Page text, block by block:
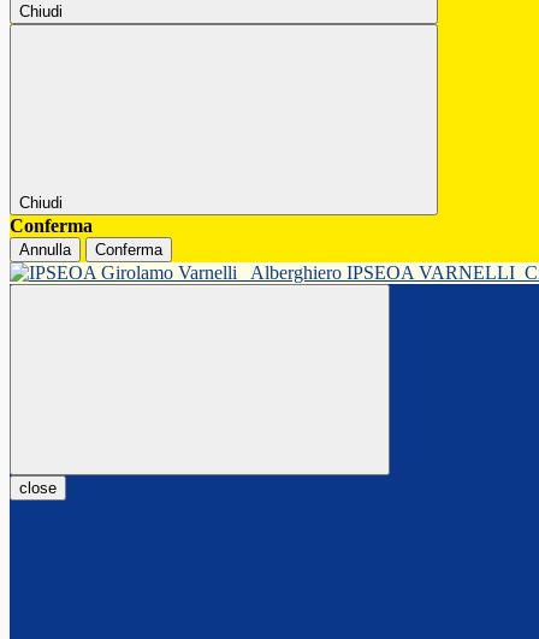
Chiudi
Chiudi
Conferma
Annulla Conferma
Alberghiero IPSEOA VARNELLI
close